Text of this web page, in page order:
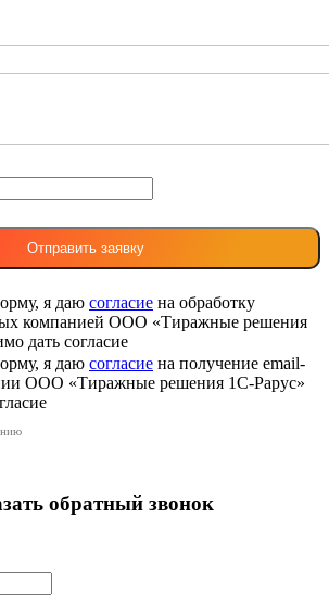
я даю согласие на обработку
компанией ООО «Тиражные решения
дать согласие
я даю согласие на получение email-
ООО «Тиражные решения 1С-Рарус»
обратный звонок